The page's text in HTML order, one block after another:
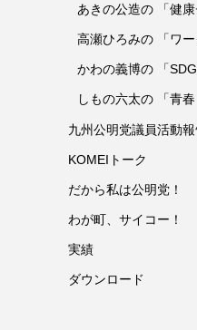
あきの公造の 「健康
高瀬ひろみの 「ワー
かわの義博の 「
しもの六太の 「青
九州公明党議員活動
KOMEIトーク
だから私は公明党！
わが町、サイコー！
実績
ダウンロード